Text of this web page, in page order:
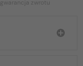
gwarancja zwrotu